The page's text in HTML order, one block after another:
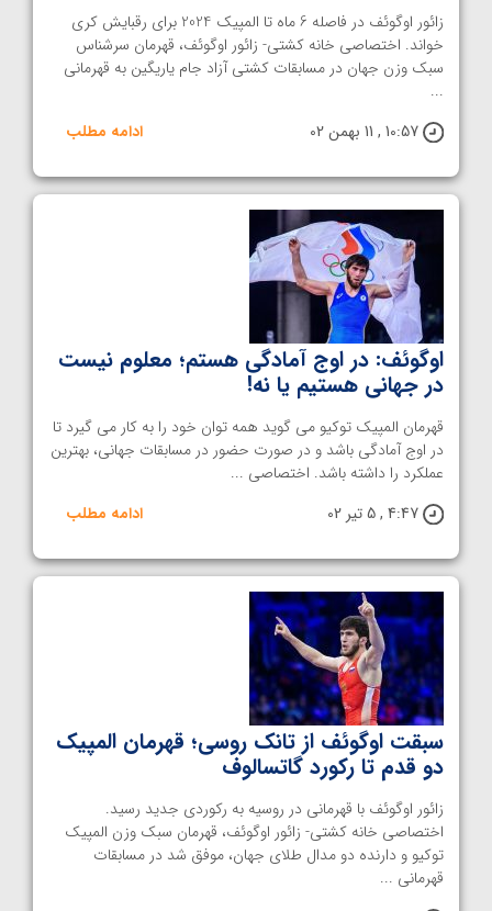
زائور اوگوئف در فاصله 6 ماه تا المپیک 2024 برای رقبایش کری
خواند. اختصاصی خانه کشتی- زائور اوگوئف، قهرمان سرشناس
سبک وزن جهان در مسابقات کشتی آزاد جام یاریگین به قهرمانی
...
10:57 , 11 بهمن 02
ادامه مطلب
اوگوئف: در اوج آمادگی هستم؛ معلوم نیست
در جهانی هستیم یا نه!
قهرمان المپیک توکیو می گوید همه توان خود را به کار می گیرد تا
در اوج آمادگی باشد و در صورت حضور در مسابقات جهانی، بهترین
عملکرد را داشته باشد. اختصاصی ...
4:47 , 5 تیر 02
ادامه مطلب
سبقت اوگوئف از تانک روسی؛ قهرمان المپیک
دو قدم تا رکورد گاتسالوف
زائور اوگوئف با قهرمانی در روسیه به رکوردی جدید رسید.
اختصاصی خانه کشتی- زائور اوگوئف، قهرمان سبک وزن المپیک
توکیو و دارنده دو مدال طلای جهان، موفق شد در مسابقات
قهرمانی ...